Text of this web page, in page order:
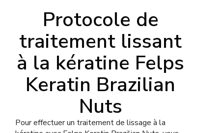
Protocole de
traitement lissant
à la kératine Felps
Keratin Brazilian
Nuts
Pour effectuer un traitement de lissage à la